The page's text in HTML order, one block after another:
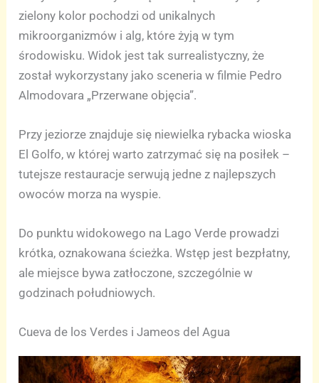
zielony kolor pochodzi od unikalnych
mikroorganizmów i alg, które żyją w tym
środowisku. Widok jest tak surrealistyczny, że
został wykorzystany jako sceneria w filmie Pedro
Almodovara „Przerwane objęcia”.
Przy jeziorze znajduje się niewielka rybacka wioska
El Golfo, w której warto zatrzymać się na posiłek –
tutejsze restauracje serwują jedne z najlepszych
owoców morza na wyspie.
Do punktu widokowego na Lago Verde prowadzi
krótka, oznakowana ścieżka. Wstęp jest bezpłatny,
ale miejsce bywa zatłoczone, szczególnie w
godzinach południowych.
Cueva de los Verdes i Jameos del Agua